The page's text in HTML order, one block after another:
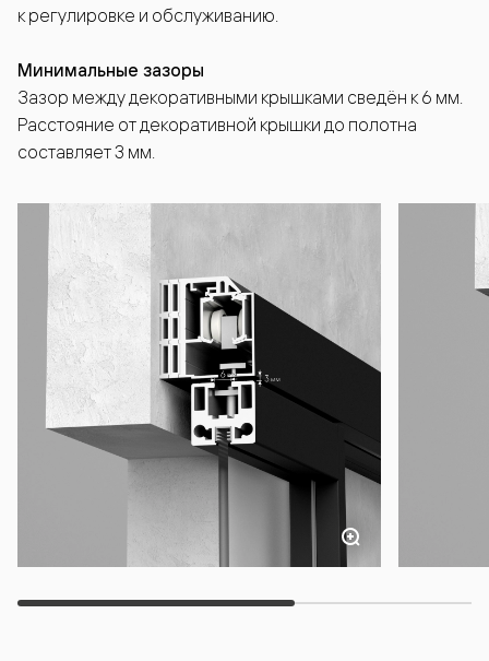
к регулировке и обслуживанию.
Минимальные зазоры
Зазор между декоративными крышками сведён к 6 мм.
Расстояние от декоративной крышки до полотна
составляет 3 мм.